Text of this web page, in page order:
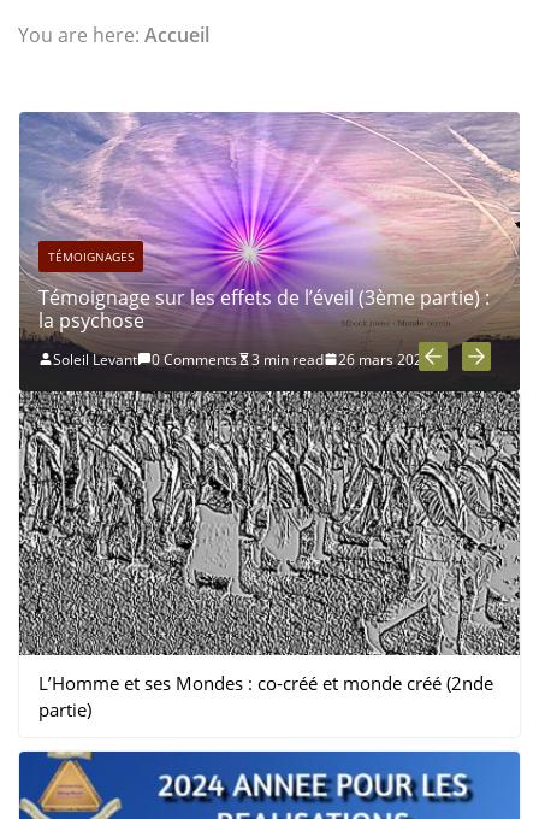
l’éveil à la conscience
(4ème partie) : la conscience
Témoignage sur les effets de l’éveil
(3ème partie) : la psychose
You are here: Accueil
TÉMOIGNAGES
Témoignage sur les effets de l’éveil (2nde partie) :
le paranormal
Soleil Levant 0 Comments 5 min read 26 mars 2024
L’Homme et ses Mondes : co-créé et monde créé (2nde
partie)